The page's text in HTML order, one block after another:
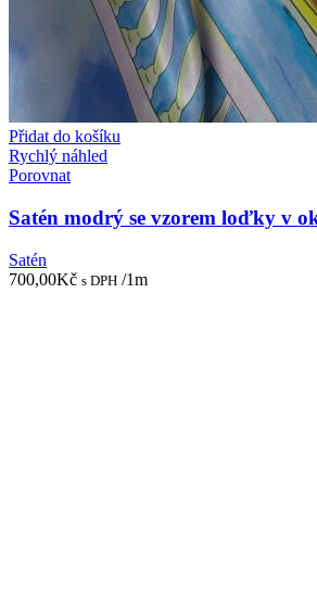
Přidat do košíku
Rychlý náhled
Porovnat
Satén modrý se vzorem loďky v
Satén
700,00Kč s DPH /1m